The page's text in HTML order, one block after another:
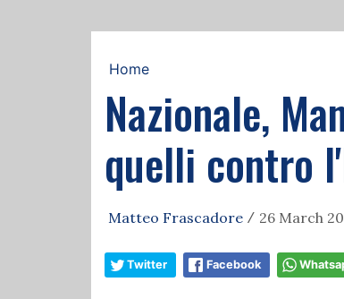
Home
Nazionale,
quelli contro
Matteo Frascadore / 26 March
Twitter Facebook